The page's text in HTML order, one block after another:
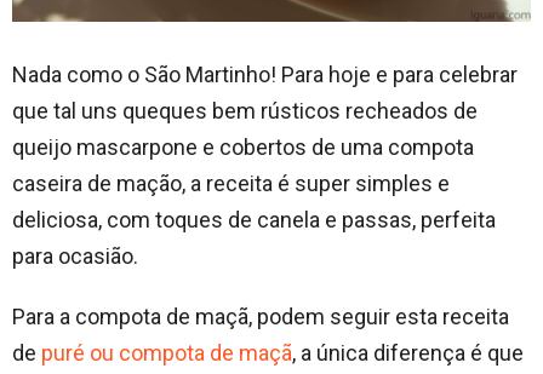
Nada como o São Martinho! Para hoje e para celebrar
que tal uns queques bem rústicos recheados de
queijo mascarpone e cobertos de uma compota
caseira de mação, a receita é super simples e
deliciosa, com toques de canela e passas, perfeita
para ocasião.
Para a compota de maçã, podem seguir esta receita
de puré ou compota de maçã, a única diferença é que